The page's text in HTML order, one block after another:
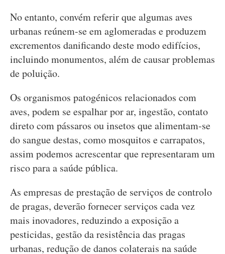
No entanto, convém referir que algumas aves
urbanas reúnem-se em aglomeradas e produzem
excrementos danificando deste modo edifícios,
incluindo monumentos, além de causar problemas
de poluição.
Os organismos patogénicos relacionados com
aves, podem se espalhar por ar, ingestão, contato
direto com pássaros ou insetos que alimentam-se
do sangue destas, como mosquitos e carrapatos,
assim podemos acrescentar que representaram um
risco para a saúde pública.
As empresas de prestação de serviços de controlo
de pragas, deverão fornecer serviços cada vez
mais inovadores, reduzindo a exposição a
pesticidas, gestão da resistência das pragas
urbanas, redução de danos colaterais na saúde